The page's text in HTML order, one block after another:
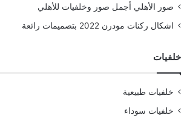
صور الأهلي أجمل صور وخلفيات للأهلي
اشكال ركنات مودرن 2022 بتصميمات رائعة
خلفيات
خلفيات طبيعية
خلفيات سوداء